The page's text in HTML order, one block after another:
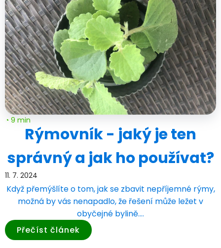
◔ 9 min
Rýmovník - jaký je ten
správný a jak ho používat?
11. 7. 2024
Když přemýšlíte o tom, jak se zbavit nepříjemné rýmy,
možná by vás nenapadlo, že řešení může ležet v
obyčejné bylině.…
Přečíst článek